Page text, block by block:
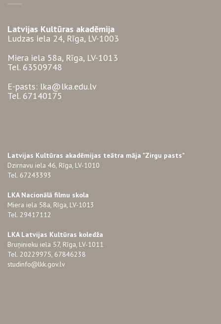
Latvijas Kultūras akadēmija
Ludzas iela 24, Rīga, LV-1003
Miera iela 58a, Rīga, LV-1013
Tel. 63509748
E-pasts: lka@lka.edu.lv
Tel. 67140175
Latvijas Kultūras akadēmijas teātra māja "Zirgu pasts"
Dzirnavu iela 46, Rīga, LV-1010
Tel. 67243393
LKA Nacionālā filmu skola
Miera iela 58a, Rīga, LV-1013
Tel. 29417112
LKA Latvijas Kultūras koledža
Bruņinieku iela 57, Rīga, LV-1011
Tel. 20229975, 67846238
studinfo@lkk.gov.lv